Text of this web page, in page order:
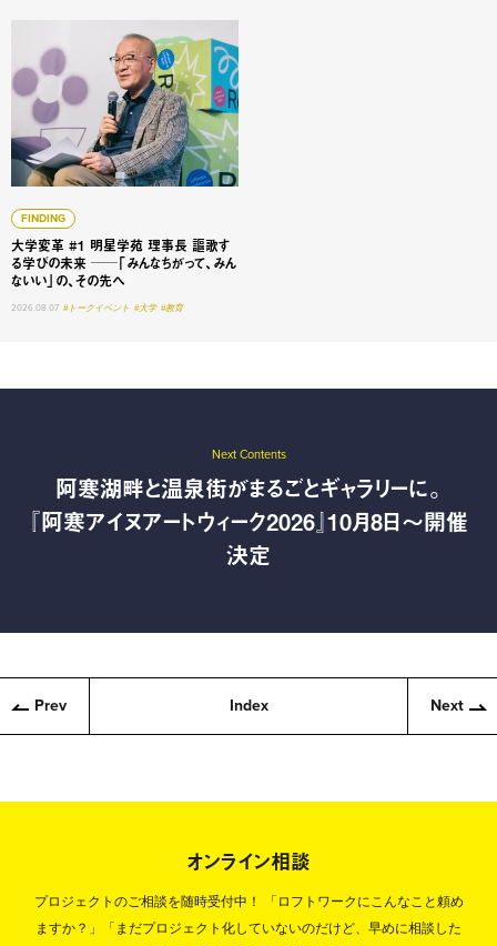
FINDING
大学変革 #1 明星学苑 理事長 謳歌す
る学びの未来 ──「みんなちがって、みん
ないい」の、その先へ
2026.08.07 #トークイベント #大学 #教育
大学変革 #1 明星学苑 理事長 謳歌する学びの未来 ──「み
Next Contents
阿寒湖畔と温泉街がまるごとギャラリーに。
『阿寒アイヌアートウィーク2026』10月8日〜開催
決定
Prev Index Next
オンライン相談
プロジェクトのご相談を随時受付中！
「ロフトワークにこんなこと頼め
ますか？」「まだプロジェクト化していないのだけど、早めに相談した